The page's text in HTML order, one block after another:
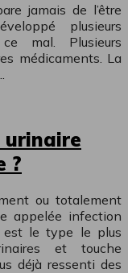
jamais de l’être
plusieurs
mal. Plusieurs
médicaments. La
urinaire
?
ou totalement
appelée infection
est le type le plus
et touche
déjà ressenti des